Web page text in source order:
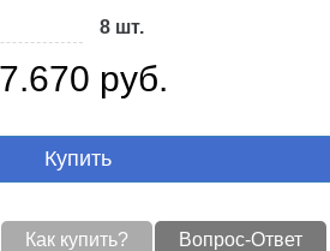
8 шт.
7.670 руб.
Купить
Как купить? Вопрос-Ответ